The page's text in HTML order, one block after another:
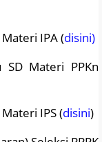
Materi IPA (disini)
SD Materi PPKn
IPS (disini)